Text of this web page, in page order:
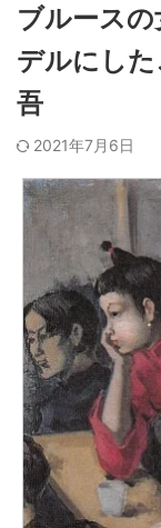
ブルース
デルにし
吾
2021年7月6日